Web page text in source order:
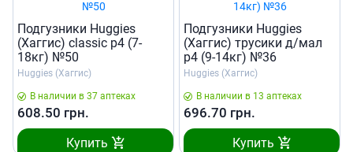
Подгузники Huggies
(Хаггис) classic р4 (7-
18кг) №50
Huggies (Хаггис)
В наличии в 37 аптеках
608.50 грн.
Купить
Подгузники Huggies
(Хаггис) трусики д/мал
р4 (9-14кг) №36
Huggies (Хаггис)
В наличии в 13 аптеках
696.70 грн.
Купить